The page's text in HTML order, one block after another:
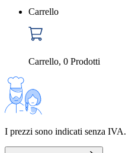
Carrello
Carrello, 0 Prodotti
I prezzi sono indicati senza IVA.